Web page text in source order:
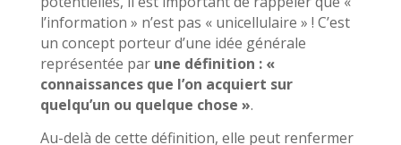
l’information » n’est pas « unicellulaire » ! C’est
un concept porteur d’une idée générale
représentée par une définition : «
connaissances que l’on acquiert sur
quelqu’un ou quelque chose ».
Au-delà de cette définition, elle peut renfermer